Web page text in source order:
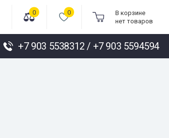
0 0
В корзине
нет товаров
+7 903 5538312 / +7 903 5594594